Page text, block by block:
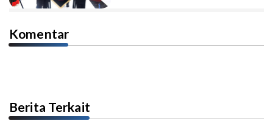
Komentar
Berita Terkait